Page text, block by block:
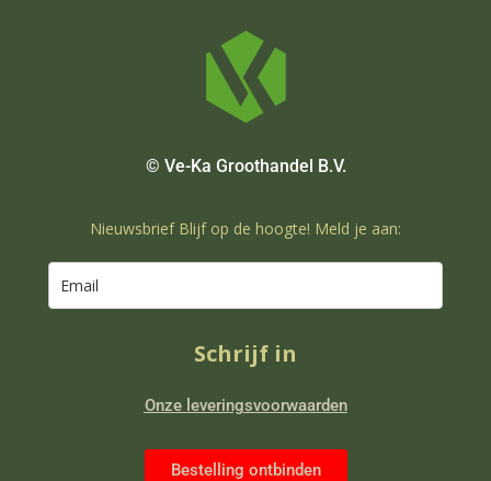
© Ve-Ka Groothandel B.V.
Nieuwsbrief Blijf op de hoogte! Meld je aan:
Schrijf in
Onze leveringsvoorwaarden
Bestelling ontbinden